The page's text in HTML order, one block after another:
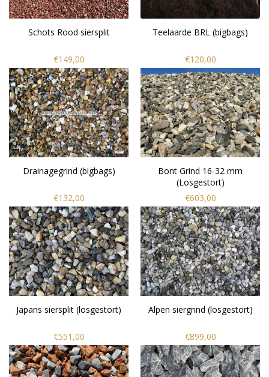
Schots Rood siersplit
€149,00
Teelaarde BRL (bigbags)
€120,00
Drainagegrind (bigbags)
€132,00
Bont Grind 16-32 mm
(Losgestort)
€603,00
Japans siersplit (losgestort)
€551,00
Alpen siergrind (losgestort)
€899,00